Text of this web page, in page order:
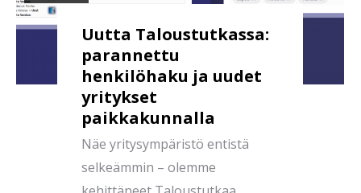
Uutta Taloustutkassa:
parannettu
henkilöhaku ja uudet
yritykset
paikkakunnalla
Näe yritysympäristö entistä
selkeämmin – olemme